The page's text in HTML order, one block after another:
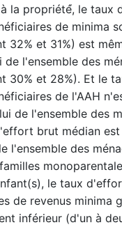
la propriété́, le taux
de minima
32% et 31%) est
de l'ensemble des
30% et 28%). Et le
de l'AAH
de l'ensemble des
brut médian est
l'ensemble des
le taux
de revenus minima
inférieur (d'un à